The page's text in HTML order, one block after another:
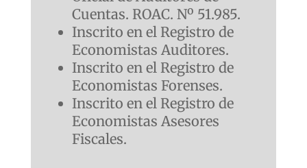
Cuentas. ROAC. Nº 51.985.
Inscrito en el Registro de
Economistas Auditores.
Inscrito en el Registro de
Economistas Forenses.
Inscrito en el Registro de
Economistas Asesores
Fiscales.